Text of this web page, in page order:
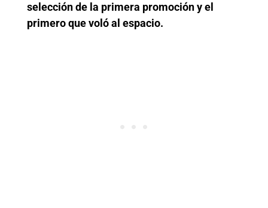
selección de la primera promoción y el
primero que voló al espacio.